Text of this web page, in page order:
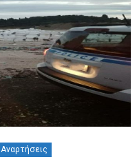
Αναρτήσεις